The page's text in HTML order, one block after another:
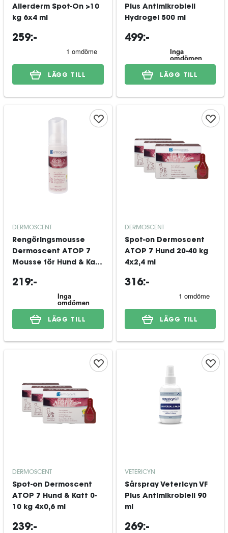
Allerderm Spot-On >10
kg 6x4 ml
259:-
LÄGG TILL
Plus Antimikrobiell
Hydrogel 500 ml
499:-
LÄGG TILL
DERMOSCENT
Rengöringsmousse
Dermoscent ATOP 7
Mousse för Hund & Katt
219:-
LÄGG TILL
DERMOSCENT
Spot-on Dermoscent
ATOP 7 Hund 20-40 kg
4x2,4 ml
316:-
LÄGG TILL
DERMOSCENT
Spot-on Dermoscent
ATOP 7 Hund & Katt 0-
10 kg 4x0,6 ml
239:-
VETERICYN
Sårspray Vetericyn VF
Plus Antimikrobiell 90
ml
269:-